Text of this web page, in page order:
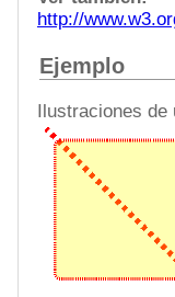
http://
Ejemplo
Ilustraciones de